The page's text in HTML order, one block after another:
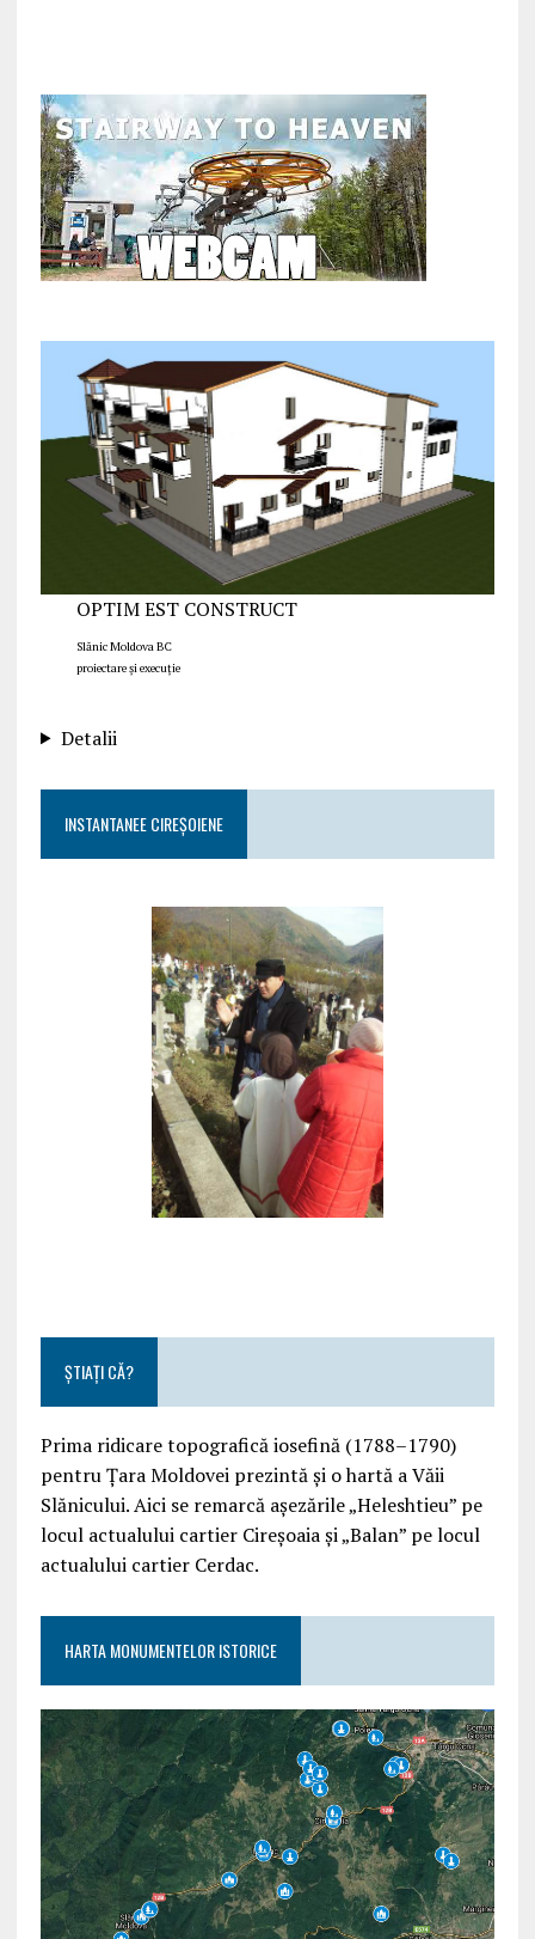
OPTIM EST CONSTRUCT
Slănic Moldova BC
proiectare și execuție
Detalii
INSTANTANEE CIREȘOIENE
ȘTIAȚI CĂ?
Prima ridicare topografică iosefină (1788–1790)
pentru Țara Moldovei prezintă și o hartă a Văii
Slănicului. Aici se remarcă așezările „Heleshtieu” pe
locul actualului cartier Cireșoaia și „Balan” pe locul
actualului cartier Cerdac.
HARTA MONUMENTELOR ISTORICE